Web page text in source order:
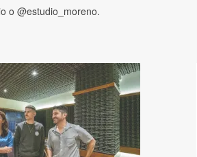
o @estudio_moreno.